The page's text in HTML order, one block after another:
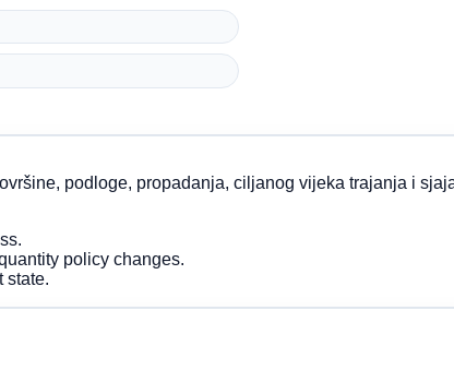
podloge, propadanja, ciljanog vijeka trajanja i
policy changes.
state.